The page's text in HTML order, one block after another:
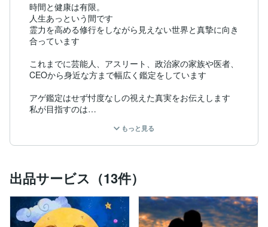
時間と健康は有限。
人生あっという間です
霊力を高める修行をしながら見えない世界と真摯に向き
合っています
これまでに芸能人、アスリート、政治家の家族や医者、
CEOから身近な方まで幅広く鑑定をしています
アゲ鑑定はせず忖度なしの視えた真実をお伝えします
私が目指すのは
スピリチュアルというと
目に見えない世界なので
難しく《行動すること》で現実が変わります
スピリチュアルな世界との橋渡しが私の使命。
あなたの未来が好転するよう見えない世界からアドバイ
スメッセージを伝えさせていただきます
もっと見る
出品サービス（13件）